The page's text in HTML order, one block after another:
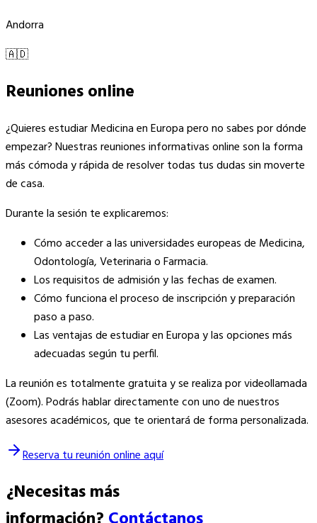
Andorra
🇦🇩
Reunionesonline
¿Quieres estudiar Medicina en Europa pero no sabes por dónde
empezar? Nuestras reuniones informativas online son la forma
más cómoda y rápida de resolver todas tus dudas sin moverte
de casa.
Durante la sesión te explicaremos:
Cómo acceder a las universidades europeas de Medicina,
Odontología, Veterinaria o Farmacia.
Los requisitos de admisión y las fechas de examen.
Cómo funciona el proceso de inscripción y preparación
paso a paso.
Las ventajas de estudiar en Europa y las opciones más
adecuadas según tu perfil.
La reunión es totalmente gratuita y se realiza por videollamada
(Zoom). Podrás hablar directamente con uno de nuestros
asesores académicos, que te orientará de forma personalizada.
Reserva tu reunión online aquí
¿Necesitas más